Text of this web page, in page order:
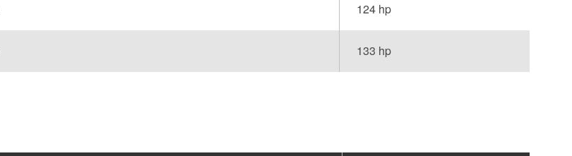
124 hp
133 hp